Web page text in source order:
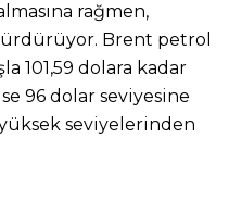
rağmen,
Brent petrol
101,59 dolara kadar
96 dolar seviyesine
seviyelerinden